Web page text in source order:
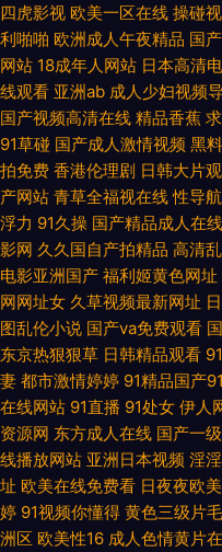
论坛最新地址 操碰视频91 国内
片 亚洲激情午夜丁香 av性影 国
在线 俺去也视频 国产精品久草
日韩有码 草草激情网 激情片a级
操精品 97美女在线视频 国产日
碰总站 国肏精品 另类情趣网 日
线 黄色免费网站看片 欧美性爱
级大片 欧美日A 午夜肏屄网 91
人人色网 亚洲ts另类 www大男
利香蕉导航 99热这 国产熟女自
四虎影视 欧美一区在线 操碰
利啪啪 欧洲成人午夜精品 国
网站 18成年人网站 日本高清
线观看 亚洲ab 成人少妇视频
国产视频高清在线 精品香蕉
91草碰 国产成人激情视频 黑
拍免费 香港伦理剧 日韩大片
产网站 青草全福视在线 性导
浮力 91久操 国产精品成人在线
影网 久久国自产拍精品 高清
电影亚洲国产 福利姬黄色网址
网网址女 久草视频最新网址
图乱伦小说 国产va免费观看
东京热狠狠草 日韩精品观看
妻 都市激情婷婷 91精品国产91
在线网站 91直播 91处女 伊人
资源网 东方成人在线 国产一
线播放网站 亚洲日本视频 淫
址 欧美在线免费看 日夜夜欧美
婷 91视频你懂得 黄色三级片
洲区 欧美性16 成人色情黄片